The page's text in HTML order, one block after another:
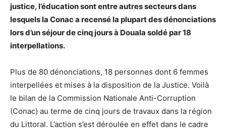
justice, l’éducation sont entre autres secteurs dans
lesquels la Conac a recensé la plupart des dénonciations
lors d’un séjour de cinq jours à Douala soldé par 18
interpellations.
Plus de 80 dénonciations, 18 personnes dont 6 femmes
interpellées et mises à la disposition de la Justice. Voilà
le bilan de la Commission Nationale Anti-Corruption
(Conac) au terme de cinq jours de travaux dans la région
du Littoral. L’action s’est déroulée en effet dans le cadre